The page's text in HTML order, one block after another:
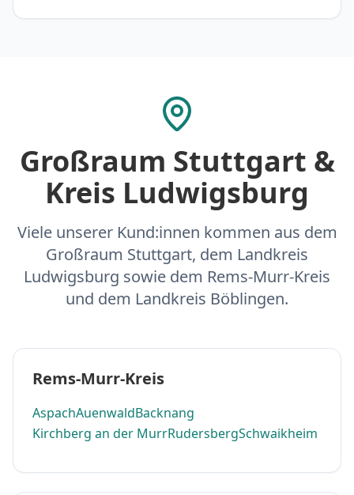
Großraum Stuttgart &
Kreis Ludwigsburg
Viele unserer Kund:innen kommen aus dem
Großraum Stuttgart, dem Landkreis
Ludwigsburg sowie dem Rems-Murr-Kreis
und dem Landkreis Böblingen.
Rems-Murr-Kreis
AspachAuenwaldBacknang
Kirchberg an der MurrRudersbergSchwaikheim